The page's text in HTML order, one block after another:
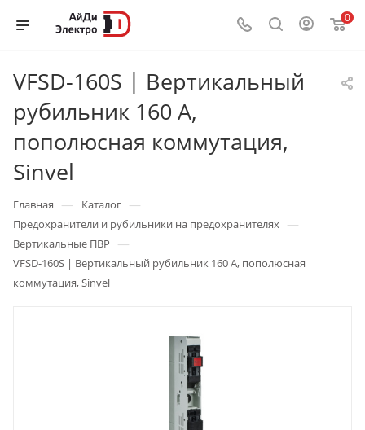
0
VFSD-160S | Вертикальный
рубильник 160 А,
пополюсная коммутация,
Sinvel
Главная — Каталог —
Предохранители и рубильники на предохранителях —
Вертикальные ПВР —
VFSD-160S | Вертикальный рубильник 160 А, пополюсная
коммутация, Sinvel